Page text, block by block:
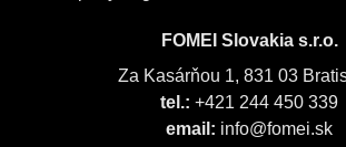
FOMEI Slovakia s.r.o.
Za Kasárňou 1, 831 03
tel.: +421 244 450 339
email: info@fomei.sk